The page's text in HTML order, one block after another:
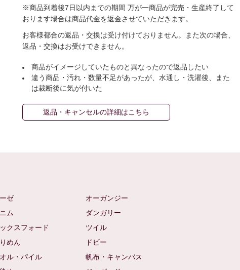
※商品到着後7日以内までの期間 万が一商品が完売・生産終了して
おります場合は商品代金を返金させていただきます。
お客様都合の返品・交換は受け付けておりません。また次の場合、
返品・交換はお受けできません。
商品がイメージしていたものと異なったので返品したい
違う商品・汚れ・数量不足があったが、水通し・洗濯後、また
は裁断後に気が付いた
返品・キャンセルの詳細はこちら
ゼ
オーガンジー
ム
ダンガリー
クスフォード
ツイル
めん
ドビー
ル・パイル
帆布・キャンバス